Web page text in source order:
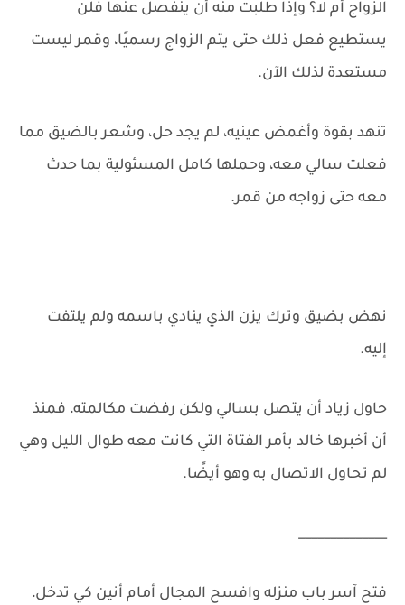
الزواج أم لا؟ وإذا طلبت منه أن ينفصل عنها فلن
يستطيع فعل ذلك حتى يتم الزواج رسميًا، وقمر ليست
مستعدة لذلك الآن.
تنهد بقوة وأغمض عينيه، لم يجد حل، وشعر بالضيق مما
فعلت سالي معه، وحملها كامل المسئولية بما حدث
معه حتى زواجه من قمر.
نهض بضيق وترك يزن الذي ينادي باسمه ولم يلتفت
إليه.
حاول زياد أن يتصل بسالي ولكن رفضت مكالمته، فمنذ
أن أخبرها خالد بأمر الفتاة التي كانت معه طوال الليل وهي
لم تحاول الاتصال به وهو أيضًا.
______________
فتح آسر باب منزله وافسح المجال أمام أنين كي تدخل،